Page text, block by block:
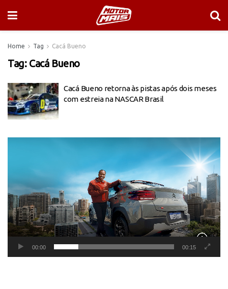
Home Tag Cacá Bueno
Tag: Cacá Bueno
Cacá Bueno retorna às pistas após dois meses
com estreia na NASCAR Brasil
00:00 00:15